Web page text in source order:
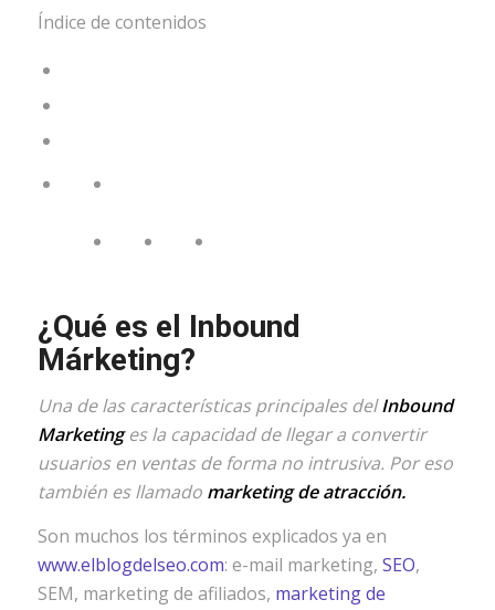
Índice de contenidos
¿Qué es el Inbound
Márketing?
Una de las características principales delInbound
Marketinges la capacidad de llegar a convertir
usuarios en ventas de forma no intrusiva. Por eso
también es llamado marketing de atracción.
Son muchos los términos explicados ya en
www.elblogdelseo.com: e-mail marketing, SEO,
SEM, marketing de afiliados, marketing de